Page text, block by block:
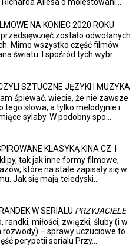
Ailesa o molestowani...
NA KONIEC 2020 ROKU
zostało odwołanych
Mimo wszystko część filmów
światu. I spośród tych wybr...
SZTUCZNE JĘZYKI I MUZYKA
śpiewać, wiecie, że nie zawsze
tego słowa, a tylko melodyjnie i
sylaby. W podobny spo...
KLASYKĄ KINA CZ. I
tak jak inne formy filmowe,
które na stałe zapisały się w
Jak się mają teledyski...
W SERIALU PRZYJACIELE
randki, miłości, związki, śluby (i w
rozwody) – sprawy uczuciowe to
perypetii serialu Przy...